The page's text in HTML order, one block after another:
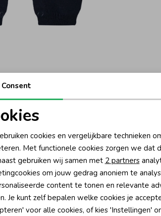
cookies
cookies
Consent
cookies en vergelijkbare technieken
Met functionele cookies zorgen we dat
gebruiken wij samen met 2 partners
om jouw gedrag anoniem te
content te tonen en relevante
Je kunt zelf bepalen welke cookies je
voor alle cookies, of kies 'Instellingen'